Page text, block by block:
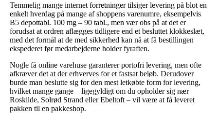
Temmelig mange internet forretninger tilsiger levering på blot en
enkelt hverdag på mange af shoppens varenumre, eksempelvis
B5 depottabl. 100 mg – 90 tabl., men vær obs på at det er
forudsat at ordren aflægges tidligere end et besluttet klokkeslæt,
med det formål at de med sikkerhed kan nå at få bestillingen
ekspederet før medarbejderne holder fyraften.
Nogle få online varehuse garanterer portofri levering, men ofte
afkræver det at der erhverves for et fastsat beløb. Derudover
burde man beslutte sig for den mest letkøbte form for levering,
hvilket mange gange – ligegyldigt om du opholder sig nær
Roskilde, Solrød Strand eller Ebeltoft – vil være at få leveret
pakken til en pakkeshop.